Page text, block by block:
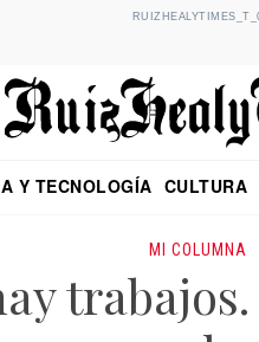
Y TECNOLOGÍA CULTURA
MI COLUMNA